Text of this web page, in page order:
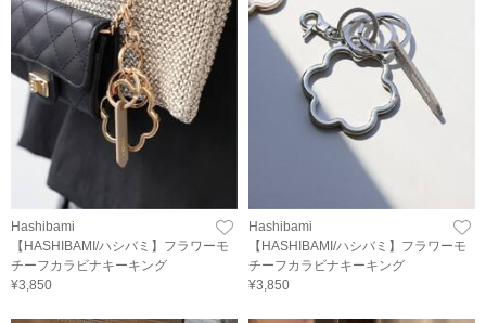
Hashibami
【HASHIBAMI/ハシバミ】フラワーモ
チーフカラビナキーキング
¥3,850
Hashibami
【HASHIBAMI/ハシバミ】フラワーモ
チーフカラビナキーキング
¥3,850